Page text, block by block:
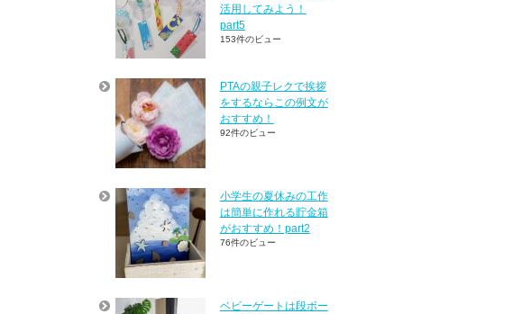
活用してみよう！
part5
153件のビュー
PTAの親子レクで挨拶
をするならこの例文が
おすすめ！
92件のビュー
小学生の夏休みの工作
は簡単に作れる貯金箱
がおすすめ！part2
76件のビュー
ベビーゲートは段ボー